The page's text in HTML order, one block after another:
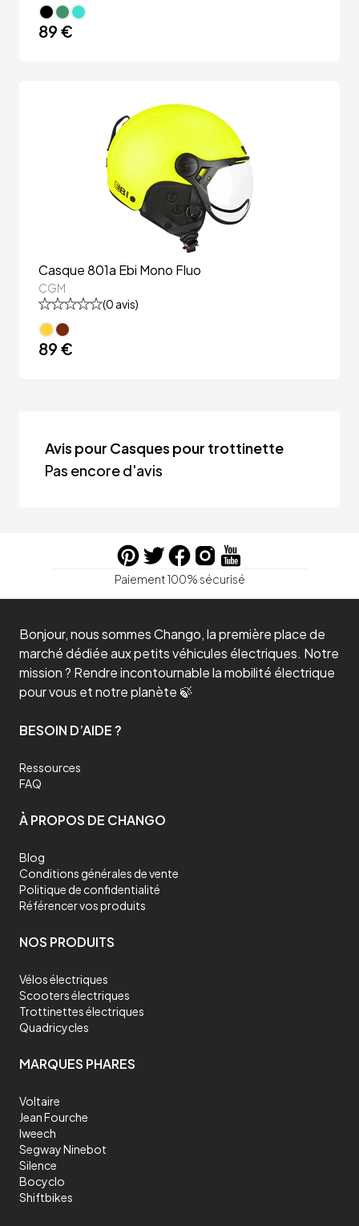
89 €
Casque 801a Ebi Mono Fluo
CGM
(0 avis)
89 €
Avis pour Casques pour trottinette
Pas encore d'avis
Paiement 100% sécurisé
Bonjour, nous sommes Chango, la première place de
marché dédiée aux petits véhicules électriques. Notre
mission ? Rendre incontournable la mobilité électrique
pour vous et notre planète 🍃
BESOIN D’AIDE ?
Ressources
FAQ
À PROPOS DE CHANGO
Blog
Conditions générales de vente
Politique de confidentialité
Référencer vos produits
NOS PRODUITS
Vélos électriques
Scooters électriques
Trottinettes électriques
Quadricycles
MARQUES PHARES
Voltaire
Jean Fourche
Iweech
Segway Ninebot
Silence
Bocyclo
Shiftbikes